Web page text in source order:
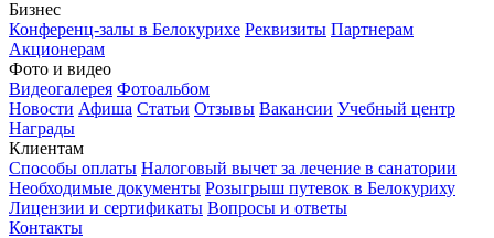
Бизнес
Конференц-залы в Белокурихе Реквизиты Партнерам
Акционерам
Фото и видео
Видеогалерея Фотоальбом
Новости Афиша Статьи Отзывы Вакансии Учебный центр
Награды
Клиентам
Способы оплаты Налоговый вычет за лечение в санатории
Необходимые документы Розыгрыш путевок в Белокуриху
Лицензии и сертификаты Вопросы и ответы
Контакты